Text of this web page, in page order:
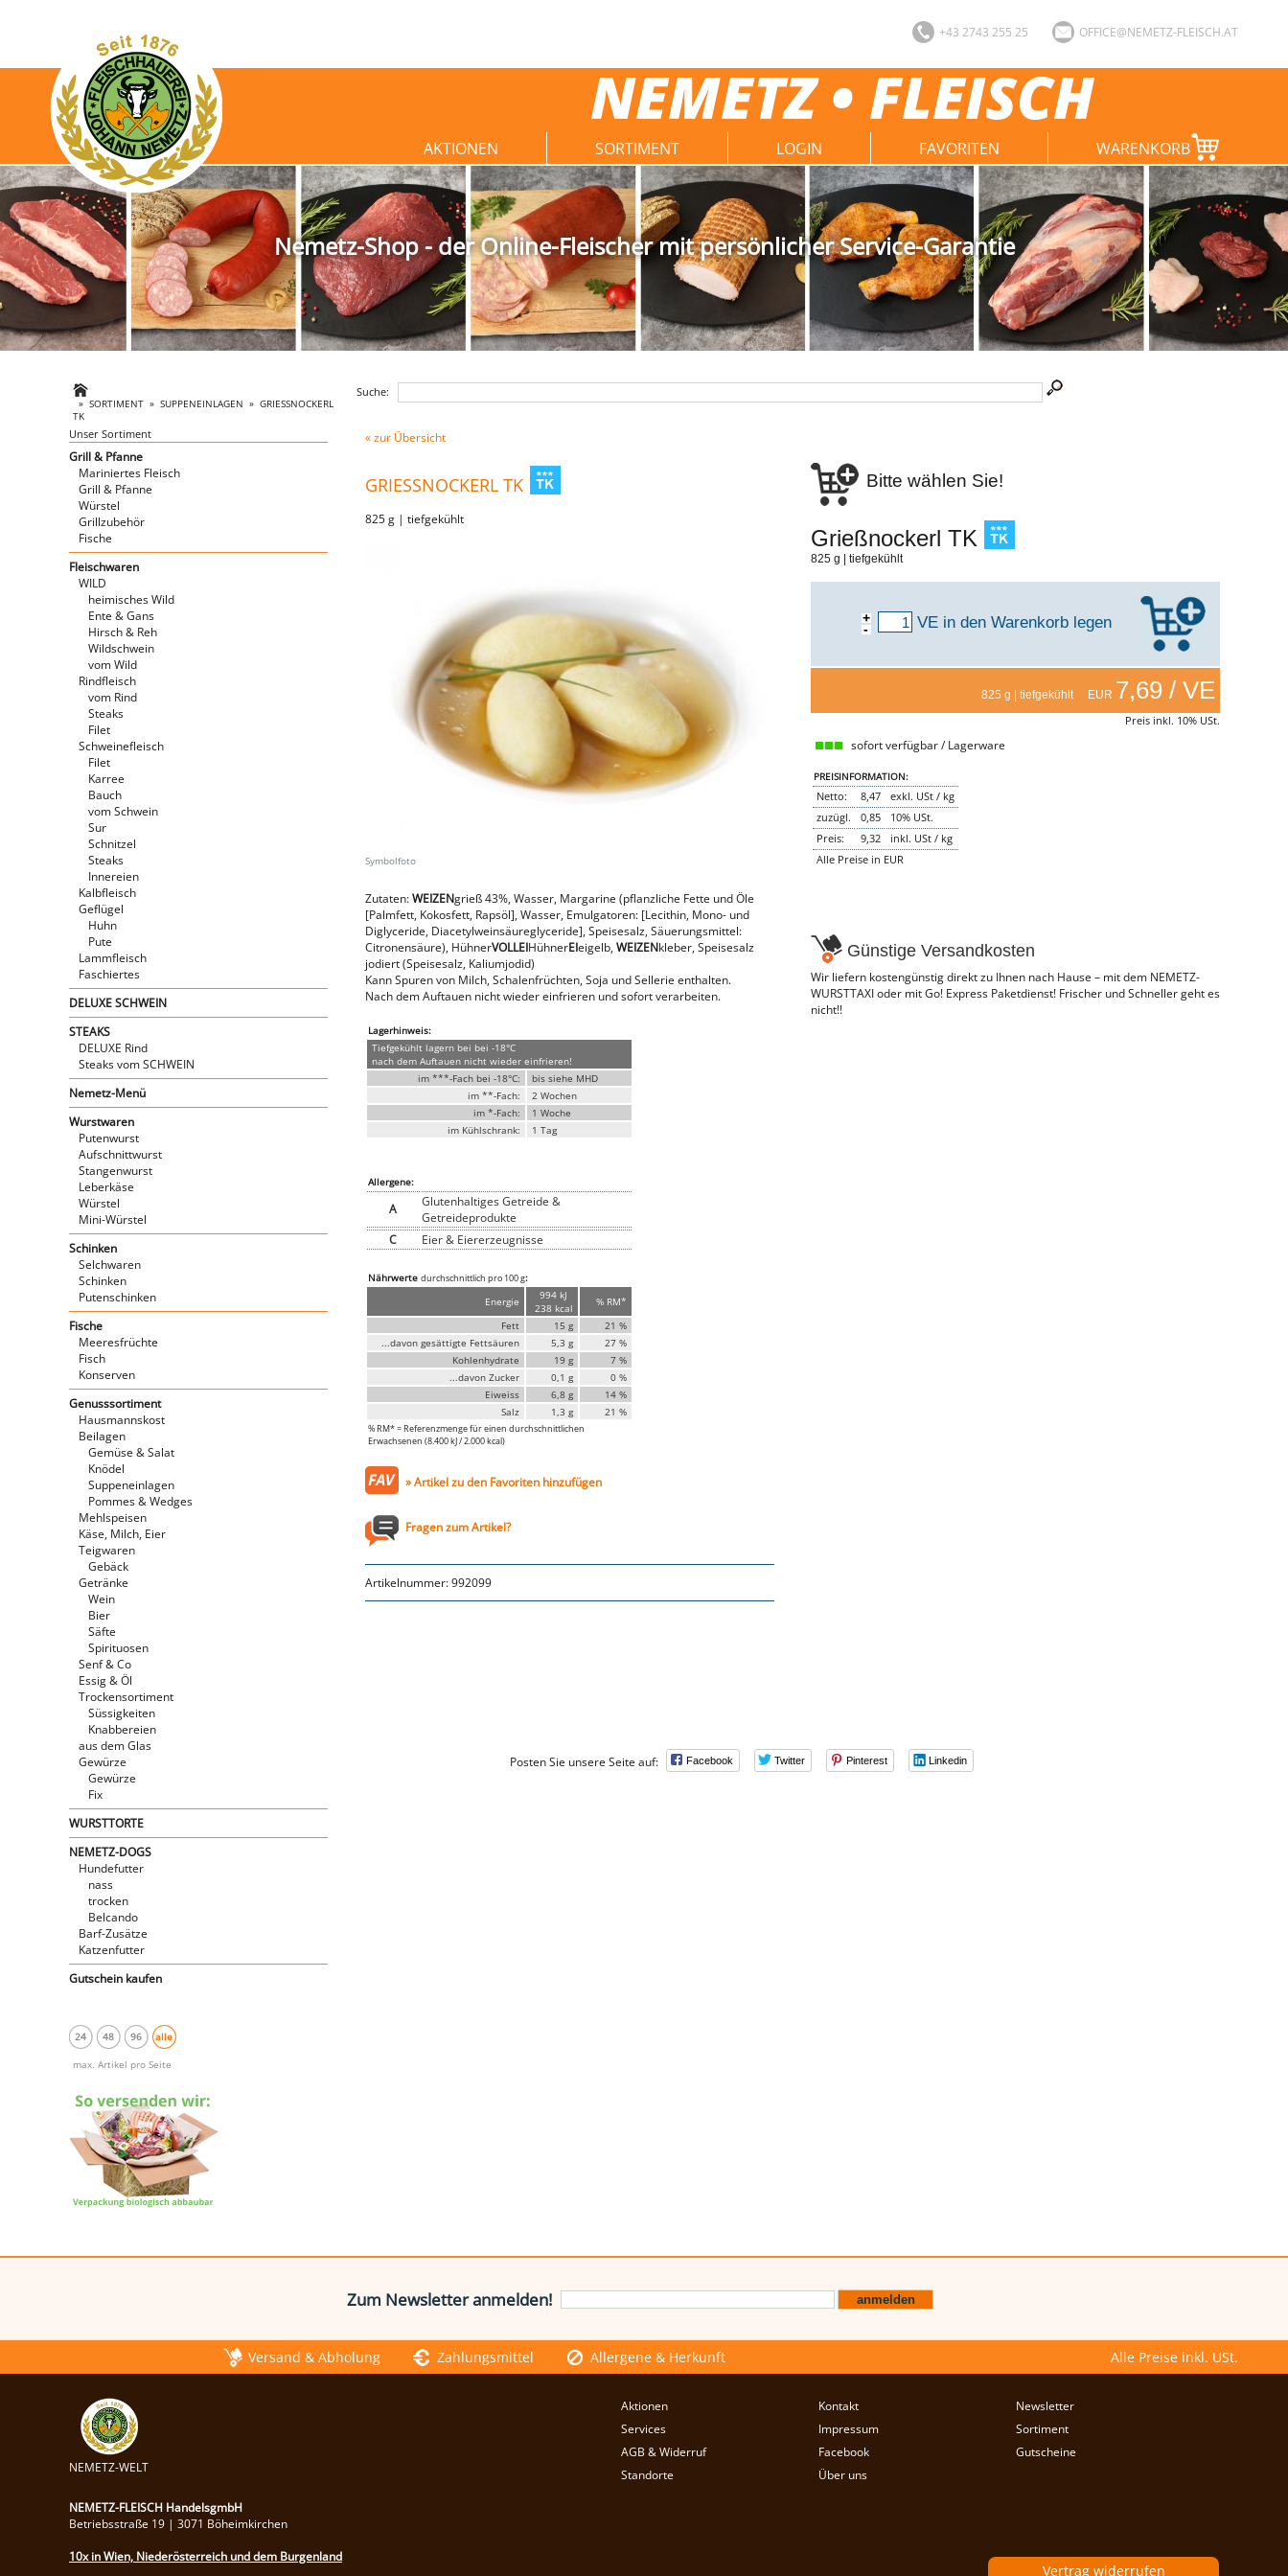
NEMETZ • FLEISCH
+43 2743 255 25 OFFICE@NEMETZ-FLEISCH.AT
AKTIONEN SORTIMENT LOGIN FAVORITEN WARENKORB
Nemetz-Shop - der Online-Fleischer mit persönlicher Service-Garantie
»SORTIMENT »SUPPENEINLAGEN »GRIESSNOCKERL T
K
Suche:
Unser Sortiment
Grill & Pfanne
Mariniertes Fleisch
Grill & Pfanne
Würstel
Grillzubehör
Fische
Fleischwaren
WILD
heimisches Wild
Ente & Gans
Hirsch & Reh
Wildschwein
vom Wild
Rindfleisch
vom Rind
Steaks
Filet
Schweinefleisch
Filet
Karree
Bauch
vom Schwein
Sur
Schnitzel
Steaks
Innereien
Kalbfleisch
Geflügel
Huhn
Pute
Lammfleisch
Faschiertes
DELUXE SCHWEIN
STEAKS
DELUXE Rind
Steaks vom SCHWEIN
Nemetz-Menü
Wurstwaren
Putenwurst
Aufschnittwurst
Stangenwurst
Leberkäse
Würstel
Mini-Würstel
Schinken
Selchwaren
Schinken
Putenschinken
Fische
Meeresfrüchte
Fisch
Konserven
Genusssortiment
Hausmannskost
Beilagen
Gemüse & Salat
Knödel
Suppeneinlagen
Pommes & Wedges
Mehlspeisen
Käse, Milch, Eier
Teigwaren
Gebäck
Getränke
Wein
Bier
Säfte
Spirituosen
Senf & Co
Essig & Öl
Trockensortiment
Süssigkeiten
Knabbereien
aus dem Glas
Gewürze
Gewürze
Fix
WURSTTORTE
NEMETZ-DOGS
Hundefutter
nass
trocken
Belcando
Barf-Zusätze
Katzenfutter
Gutschein kaufen
24 48 96 alle
max. Artikel pro Seite
« zur Übersicht
GRIESSNOCKERL TK
825 g | tiefgekühlt
Zutaten:WEIZENgrieß 43%, Wasser, Margarine (pflanzliche Fette und Öle
[Palmfett, Kokosfett, Rapsöl], Wasser, Emulgatoren: [Lecithin, Mono- und
Diglyceride, Diacetylweinsäureglyceride], Speisesalz, Säuerungsmittel:
Citronensäure), HühnerVOLLEIHühnerEIeigelb,WEIZENkleber, Speisesalz
jodiert (Speisesalz, Kaliumjodid)
Kann Spuren von Milch, Schalenfrüchten, Soja und Sellerie enthalten.
Nach dem Auftauen nicht wieder einfrieren und sofort verarbeiten.
Lagerhinweis:
Tiefgekühlt lagern bei bei -18°C
nach dem Auftauen nicht wieder einfrieren!
im ***-Fach bei -18°C:
bis siehe MHD
im **-Fach:
2 Wochen
im *-Fach:
1 Woche
im Kühlschrank:
1 Tag
Allergene:
A
Glutenhaltiges Getreide &
Getreideprodukte
C
Eier & Eiererzeugnisse
Nährwerte durchschnittlich pro 100 g:
Energie
994 kJ
238 kcal
% RM*
Fett
15 g
21 %
...davon gesättigte Fettsäuren
5,3 g
27 %
Kohlenhydrate
19 g
7 %
...davon Zucker
0,1 g
0 %
Eiweiss
6,8 g
14 %
Salz
1,3 g 21 %
% RM* = Referenzmenge für einen durchschnittlichen
Erwachsenen (8.400 kJ / 2.000 kcal)
» Artikel zu den Favoriten hinzufügen
Fragen zum Artikel?
Artikelnummer:992099
Bitte wählen Sie!
Grießnockerl TK
825 g | tiefgekühlt
+
- VEin den Warenkorb legen
825 g | tiefgekühlt EUR 7,69 / VE
Preis inkl. 10% USt.
sofort verfügbar / Lagerware
PREISINFORMATION:
Netto: 8,47
exkl. USt / kg
zuzügl.
0,85
10% USt.
Preis:
9,32
inkl. USt / kg
Alle Preise in EUR
Günstige Versandkosten
Wir liefern kostengünstig direkt zu Ihnen nach Hause – mit dem NEMETZ-
WURSTTAXI oder mit Go! Express Paketdienst! Frischer und Schneller geht es
nicht!!
Posten Sie unsere Seite auf: Facebook Twitter Pinterest Linkedin
Zum Newsletter anmelden!
Versand & Abholung Zahlungsmittel Allergene & Herkunft Alle Preise inkl. USt.
NEMETZ-WELT
Aktionen Kontakt
Newsletter
Services
Impressum
Sortiment
AGB & Widerruf
Facebook
Gutscheine
Standorte
Über uns
NEMETZ-FLEISCH HandelsgmbH
Betriebsstraße 19 | 3071 Böheimkirchen
10x in Wien, Niederösterreich und dem Burgenland
Vertrag widerrufen